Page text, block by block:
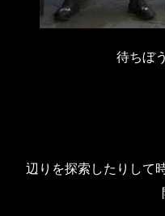
待ちぼ
辺りを探索したりして